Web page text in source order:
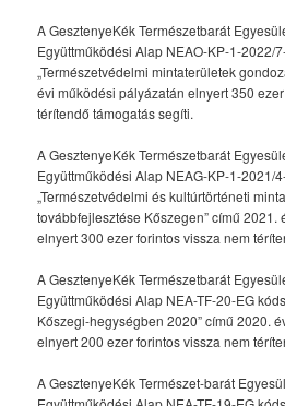
A GesztenyeKék Természetbarát
Együttműködési Alap NEAO-KP-1-2022/
„Természetvédelmi mintaterületek
évi működési pályázatán elnyert 350
térítendő támogatás segíti.
A GesztenyeKék Természetbarát
Együttműködési Alap NEAG-KP-1-2021/
„Természetvédelmi és kultúrtörténeti
továbbfejlesztése Kőszegen” című 2021.
elnyert 300 ezer forintos vissza nem
A GesztenyeKék Természetbarát
Együttműködési Alap NEA-TF-20-EG
Kőszegi-hegységben 2020” című 2020.
elnyert 200 ezer forintos vissza nem
A GesztenyeKék Természet-barát